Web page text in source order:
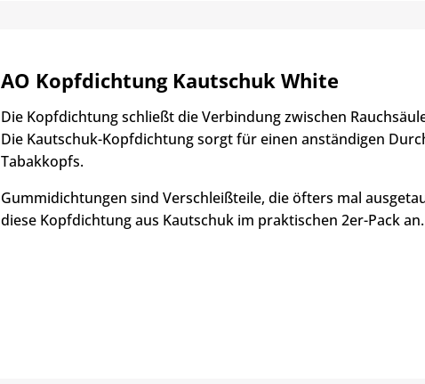
AO Kopfdichtung Kautschuk White
Die Kopfdichtung schließt die Verbindung zwischen
Die Kautschuk-Kopfdichtung sorgt für einen anständigen
Tabakkopfs.
Gummidichtungen sind Verschleißteile, die öfters mal
diese Kopfdichtung aus Kautschuk im praktischen 2er-Pack an.